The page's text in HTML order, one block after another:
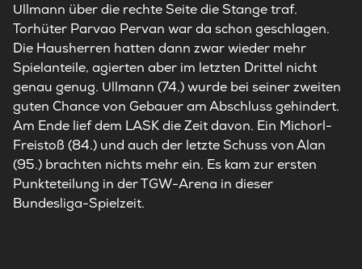
Ullmann über die rechte Seite die Stange traf.
Torhüter Parvao Pervan war da schon geschlagen.
Die Hausherren hatten dann zwar wieder mehr
Spielanteile, agierten aber im letzten Drittel nicht
genau genug. Ullmann (74.) wurde bei seiner zweiten
guten Chance von Gebauer am Abschluss gehindert.
Am Ende lief dem LASK die Zeit davon. Ein Michorl-
Freistoß (84.) und auch der letzte Schuss von Alan
(95.) brachten nichts mehr ein. Es kam zur ersten
Punkteteilung in der TGW-Arena in dieser
Bundesliga-Spielzeit.